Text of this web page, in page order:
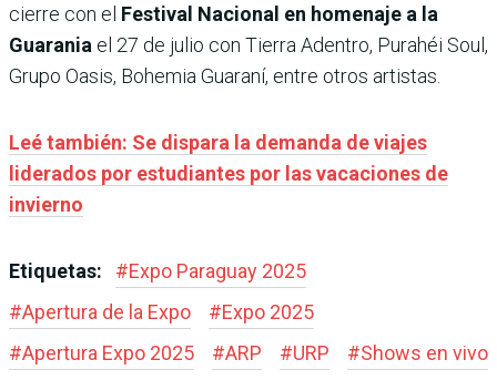
cierre con el Festival Nacional en homenaje a la
Guarania el 27 de julio con Tierra Adentro, Purahéi Soul,
Grupo Oasis, Bohemia Guaraní, entre otros artistas.
Leé también: Se dispara la demanda de viajes
liderados por estudiantes por las vacaciones de
invierno
Etiquetas: #Expo Paraguay 2025
#Apertura de la Expo #Expo 2025
#Apertura Expo 2025 #ARP #URP #Shows en vivo